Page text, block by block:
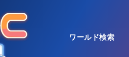
ワールド検索